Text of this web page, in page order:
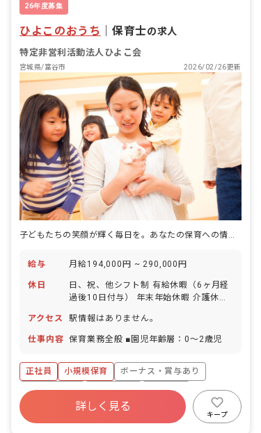
26年度募集
ひよこのおうち ｜保育士の求人
特定非営利活動法人ひよこ会
宮城県/富谷市 2026/02/26更新
子どもたちの笑顔が輝く毎日を。あなたの保育への情熱、ここで花開かせませんか。
給与 月給194,000円 ~ 290,000円
休日
日、祝、他シフト制 有給休暇（6ヶ月経
過後10日付与） 年末年始休暇 介護休暇
アクセス
駅情報はありません。
仕事内容 保育業務全般 ■園児年齢層：0～2歳児
正社員 小規模保育
ボーナス・賞与あり
社会保険完備
残業少なめ
車通勤可
未経験歓迎
詳しく見る
キープ